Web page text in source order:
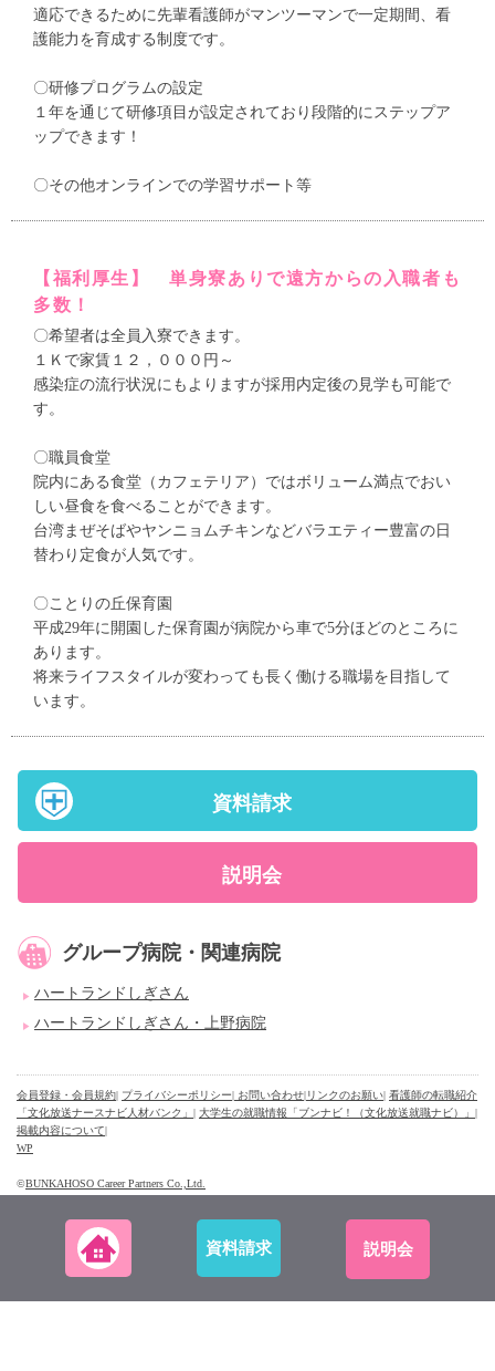
資料請求 説明会
適応できるために先輩看護師がマンツーマンで一定期間、看
護能力を育成する制度です。
〇研修プログラムの設定
１年を通じて研修項目が設定されており段階的にステップア
ップできます！
〇その他オンラインでの学習サポート等
【福利厚生】 単身寮ありで遠方からの入職者も
多数！
〇希望者は全員入寮できます。
１Ｋで家賃１２，０００円～
感染症の流行状況にもよりますが採用内定後の見学も可能で
す。
〇職員食堂
院内にある食堂（カフェテリア）ではボリューム満点でおい
しい昼食を食べることができます。
台湾まぜそばやヤンニョムチキンなどバラエティー豊富の日
替わり定食が人気です。
〇ことりの丘保育園
平成29年に開園した保育園が病院から車で5分ほどのところに
あります。
将来ライフスタイルが変わっても長く働ける職場を目指して
います。
資料請求
説明会
グループ病院・関連病院
ハートランドしぎさん
ハートランドしぎさん・上野病院
会員登録・会員規約| プライバシーポリシー| お問い合わせ|リンクのお願い| 看護師の転職紹介
「文化放送ナースナビ人材バンク」 | 大学生の就職情報「ブンナビ！（文化放送就職ナビ）」 |
掲載内容について|
WP
©BUNKAHOSO Career Partners Co.,Ltd.